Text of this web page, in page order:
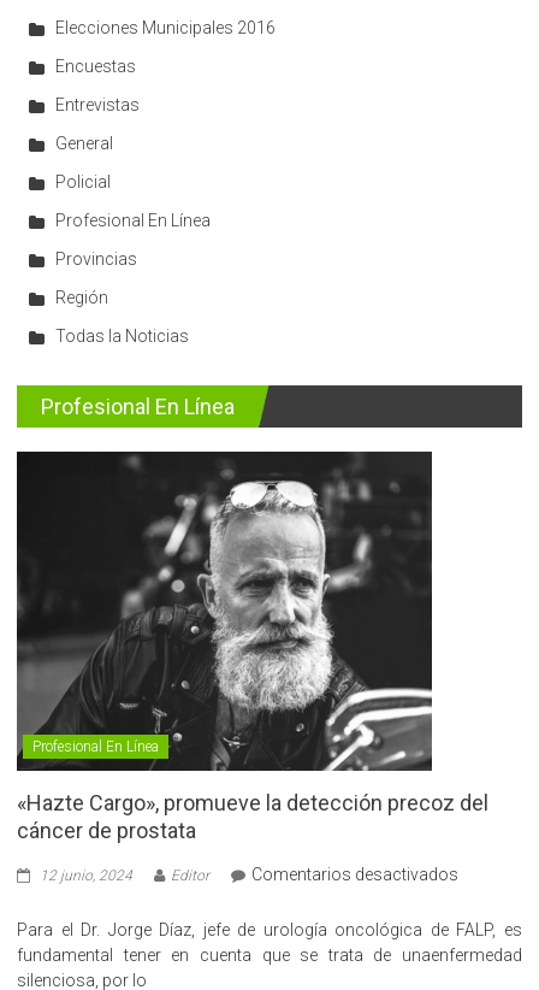
Elecciones Municipales 2016
Encuestas
Entrevistas
General
Policial
Profesional En Línea
Provincias
Región
Todas la Noticias
Profesional En Línea
Profesional En Línea
«Hazte Cargo», promueve la detección precoz del
cáncer de prostata
12 junio, 2024 Editor Comentarios desactivados
Cargo»,
promueve
Para el Dr. Jorge Díaz, jefe de urología oncológica de FALP, es
fundamental tener en cuenta que se trata de unaenfermedad
silenciosa, por lo